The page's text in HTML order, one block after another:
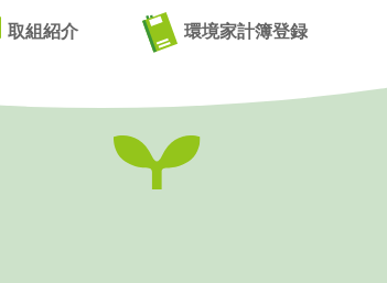
取組紹介 環境家計簿登録